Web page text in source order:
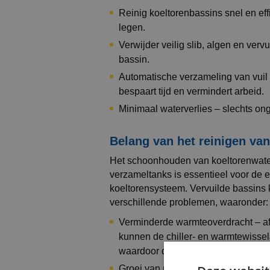
Reinig koeltorenbassins snel en
legen.
Verwijder veilig slib, algen en
bassin.
Automatische verzameling van
bespaart tijd en vermindert arbeid.
Minimaal waterverlies – slechts
Belang van het reinigen van
Het schoonhouden van
verzameltanks is essentieel voor de
koeltorensysteem. Vervuilde bassins
verschillende problemen, waaronder:
Verminderde warmteoverdracht –
kunnen de chiller- en
waardoor de systeemefficiëntie